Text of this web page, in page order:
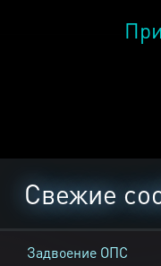
Свежие
Задвоение ОПС